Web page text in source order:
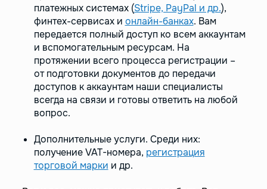
платежных системах (Stripe, PayPal и др.),
финтех-сервисах и онлайн-банках. Вам
передается полный доступ ко всем аккаунтам
и вспомогательным ресурсам. На
протяжении всего процесса регистрации –
от подготовки документов до передачи
доступов к аккаунтам наши специалисты
всегда на связи и готовы ответить на любой
вопрос.
Дополнительные услуги. Среди них:
получение VAT-номера, регистрация
торговой марки и др.